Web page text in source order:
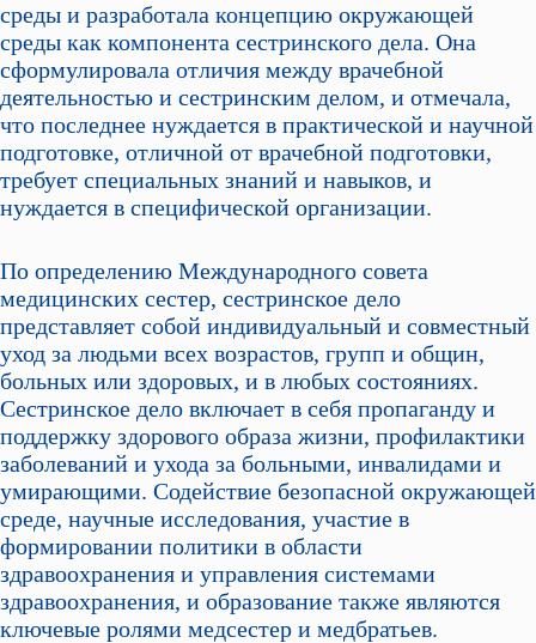
среды и разработала концепцию окружающей
среды как компонента сестринского дела. Она
сформулировала отличия между врачебной
деятельностью и сестринским делом, и отмечала,
что последнее нуждается в практической и научной
подготовке, отличной от врачебной подготовки,
требует специальных знаний и навыков, и
нуждается в специфической организации.
По определению Международного совета
медицинских сестер, сестринское дело
представляет собой индивидуальный и совместный
уход за людьми всех возрастов, групп и общин,
больных или здоровых, и в любых состояниях.
Сестринское дело включает в себя пропаганду и
поддержку здорового образа жизни, профилактики
заболеваний и ухода за больными, инвалидами и
умирающими. Содействие безопасной окружающей
среде, научные исследования, участие в
формировании политики в области
здравоохранения и управления системами
здравоохранения, и образование также являются
ключевые ролями медсестер и медбратьев.